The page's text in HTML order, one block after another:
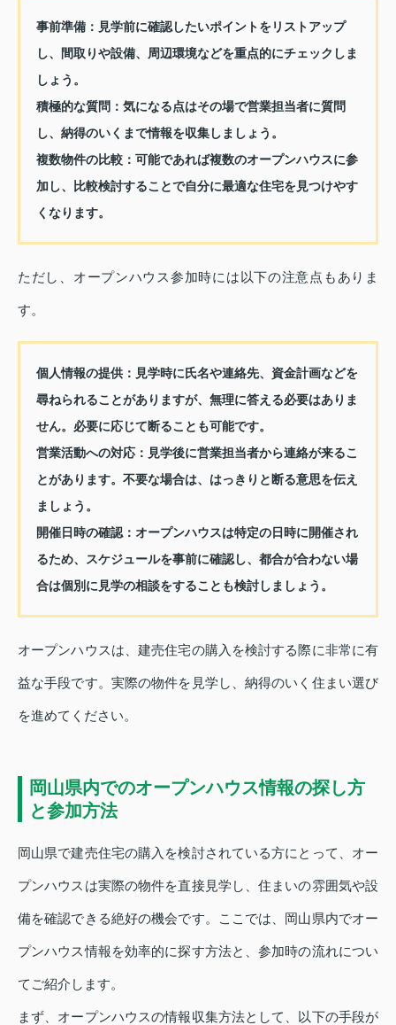
事前準備： 見学前に確認したいポイントをリストアップ
し、間取りや設備、周辺環境などを重点的にチェックしま
しょう。
積極的な質問： 気になる点はその場で営業担当者に質問
し、納得のいくまで情報を収集しましょう。
複数物件の比較： 可能であれば複数のオープンハウスに参
加し、比較検討することで自分に最適な住宅を見つけやす
くなります。
ただし、オープンハウス参加時には以下の注意点もありま
す。
個人情報の提供： 見学時に氏名や連絡先、資金計画などを
尋ねられることがありますが、無理に答える必要はありま
せん。必要に応じて断ることも可能です。
営業活動への対応： 見学後に営業担当者から連絡が来るこ
とがあります。不要な場合は、はっきりと断る意思を伝え
ましょう。
開催日時の確認： オープンハウスは特定の日時に開催され
るため、スケジュールを事前に確認し、都合が合わない場
合は個別に見学の相談をすることも検討しましょう。
オープンハウスは、建売住宅の購入を検討する際に非常に有
益な手段です。実際の物件を見学し、納得のいく住まい選び
を進めてください。
岡山県内でのオープンハウス情報の探し方
と参加方法
岡山県で建売住宅の購入を検討されている方にとって、オー
プンハウスは実際の物件を直接見学し、住まいの雰囲気や設
備を確認できる絶好の機会です。ここでは、岡山県内でオー
プンハウス情報を効率的に探す方法と、参加時の流れについ
てご紹介します。
まず、オープンハウスの情報収集方法として、以下の手段が